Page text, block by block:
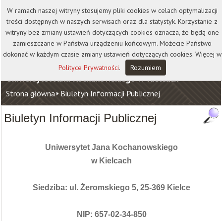
Kontakt Biblioteka
Wydawnictwo
Wirtualna Uczelnia
Uniwersytet Jana Kochanowskiego w Kielcach
Strona główna Biuletyn Informacji Publicznej
Biuletyn Informacji Publicznej
Uniwersytet Jana Kochanowskiego
w Kielcach
Siedziba: ul. Żeromskiego 5, 25-369 Kielce
NIP: 657-02-34-850
W ramach naszej witryny stosujemy pliki cookies w celach optymalizacji
treści dostępnych w naszych serwisach oraz dla statystyk. Korzystanie z
witryny bez zmiany ustawień dotyczących cookies oznacza, że będą one
zamieszczane w Państwa urządzeniu końcowym. Możecie Państwo
dokonać w każdym czasie zmiany ustawień dotyczących cookies. Więcej w
Polityce Prywatności. Rozumiem